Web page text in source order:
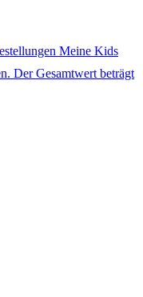
Meine Kids
Der Gesamtwert beträgt